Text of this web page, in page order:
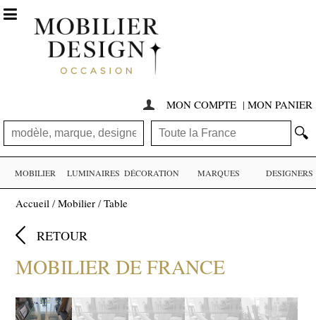
 MON COMPTE | MON PANIER
🔍

MOBILIER LUMINAIRES DÉCORATION MARQUES DESIGNERS
Accueil /Mobilier /Table
 RETOUR
MOBILIER DE FRANCE